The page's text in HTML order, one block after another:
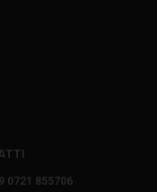
0721 855706